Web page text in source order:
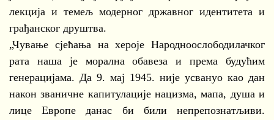
лекција и темељ модерног државног идентитета и
грађанског друштва.
„Чување сјећања на хероје Народноослободилачког
рата наша је морална обавеза и према будућим
генерацијама. Да 9. мај 1945. није усвануо као дан
након званичне капитулације нацизма, мапа, душа и
лице Европе данас би били непрепознатљиви.